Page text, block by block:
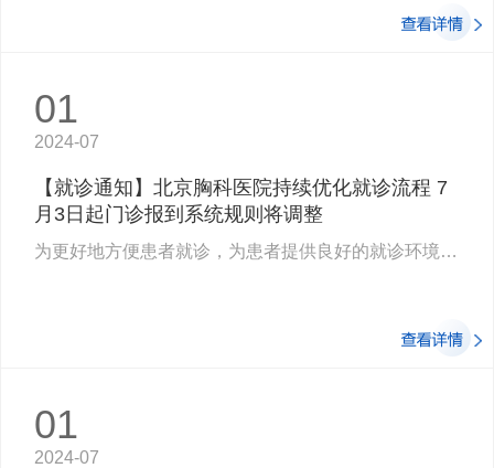
01
2024-07
【就诊通知】北京胸科医院持续优化就诊流程 7
月3日起门诊报到系统规则将调整
为更好地方便患者就诊，为患者提供良好的就诊环境，北京胸科医院大力推进分时段预约…
01
2024-07